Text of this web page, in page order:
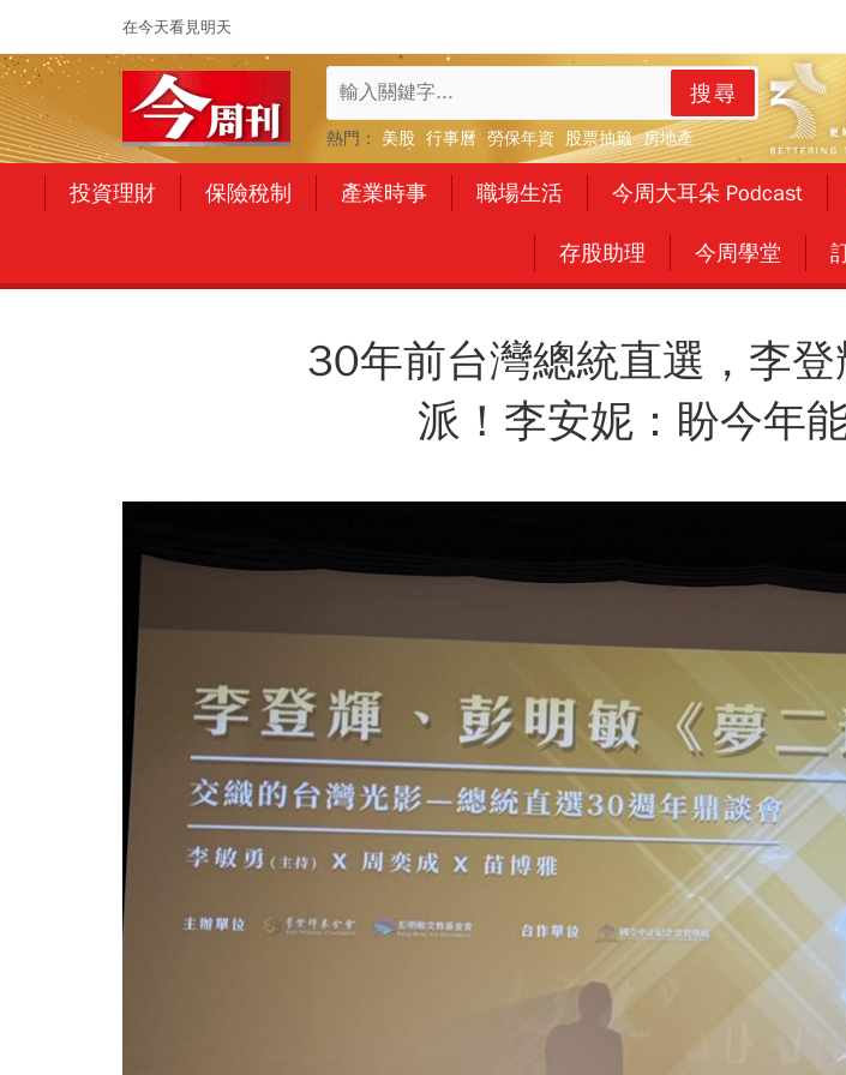
在今天看見明天
搜尋
熱門： 美股 行事曆 勞保年資 股票抽籤 房地產
投資理財 保險稅制 產業時事 職場生活 今周大耳朵 Podcast
存股助理 今周學堂
30年前台灣總統直選，李
派！李安妮：盼今年